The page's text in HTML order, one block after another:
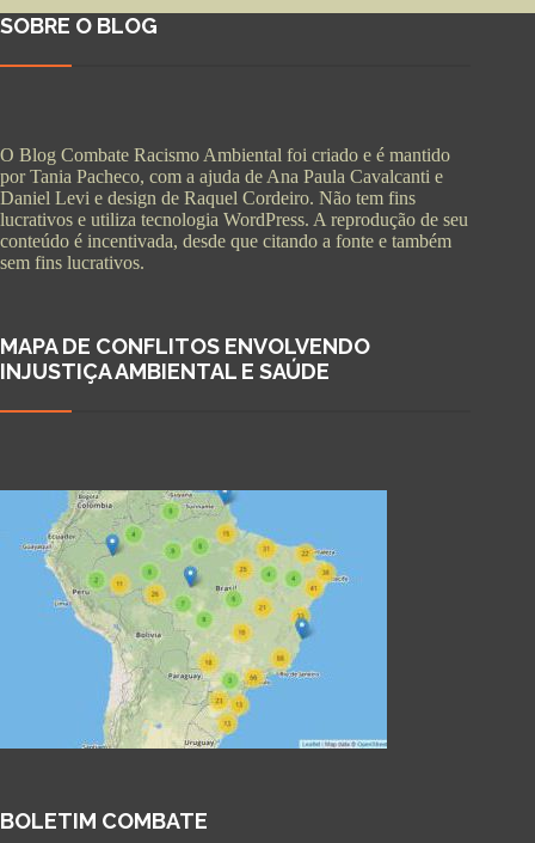
SOBRE O BLOG
O Blog Combate Racismo Ambiental foi criado e é mantido
por Tania Pacheco, com a ajuda de Ana Paula Cavalcanti e
Daniel Levi e design de Raquel Cordeiro. Não tem fins
lucrativos e utiliza tecnologia WordPress. A reprodução de seu
conteúdo é incentivada, desde que citando a fonte e também
sem fins lucrativos.
MAPA DE CONFLITOS ENVOLVENDO
INJUSTIÇA AMBIENTAL E SAÚDE
BOLETIM COMBATE